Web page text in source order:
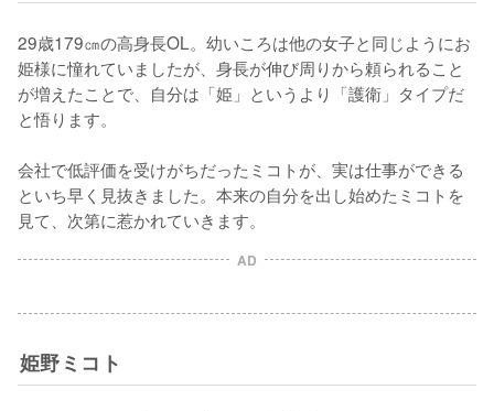
29歳179㎝の高身長OL。幼いころは他の女子と同じようにお
姫様に憧れていましたが、身長が伸び周りから頼られること
が増えたことで、自分は「姫」というより「護衛」タイプだ
と悟ります。
会社で低評価を受けがちだったミコトが、実は仕事ができる
といち早く見抜きました。本来の自分を出し始めたミコトを
見て、次第に惹かれていきます。
AD
姫野ミコト